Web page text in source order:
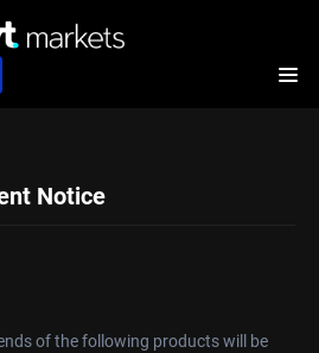
Notice
of the following products will be